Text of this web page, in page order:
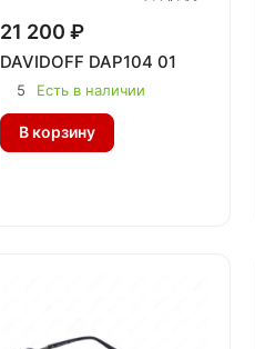
21 200 ₽
DAVIDOFF DAP104 01
5 Есть в наличии
В корзину